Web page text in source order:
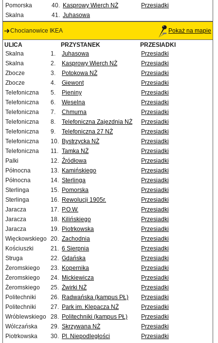
Pomorska
40. Kasprowy Wierch NŻ
Przesiadki
Skalna
41. Juhasowa
Chocianowice IKEA Pokaż na mapie
ULICA PRZYSTANEK
PRZESIADKI
Skalna
1. Juhasowa
Przesiadki
Skalna
2. Kasprowy Wierch NŻ
Przesiadki
Zbocze
3. Potokowa NŻ
Przesiadki
Zbocze
4. Giewont
Przesiadki
Telefoniczna
5. Pieniny
Przesiadki
Telefoniczna
6. Weselna
Przesiadki
Telefoniczna
7. Chmurna
Przesiadki
Telefoniczna
8. Telefoniczna Zajezdnia NŻ
Przesiadki
Telefoniczna
9. Telefoniczna 27 NŻ
Przesiadki
Telefoniczna
10. Bystrzycka NŻ
Przesiadki
Telefoniczna
11. Tamka NŻ
Przesiadki
Palki
12. Źródłowa
Przesiadki
Północna
13. Kamińskiego
Przesiadki
Północna
14. Sterlinga
Przesiadki
Sterlinga
15. Pomorska
Przesiadki
Sterlinga
16. Rewolucji 1905r.
Przesiadki
Jaracza
17. P.O.W.
Przesiadki
Jaracza
18. Kilińskiego
Przesiadki
Jaracza
19. Piotrkowska
Przesiadki
Więckowskiego 20. Zachodnia
Przesiadki
Kościuszki
21. 6 Sierpnia
Przesiadki
Struga
22. Gdańska
Przesiadki
Żeromskiego
23. Kopernika
Przesiadki
Żeromskiego
24. Mickiewicza
Przesiadki
Żeromskiego
25. Żwirki NŻ
Przesiadki
Politechniki
26. Radwańska (kampus PŁ)
Przesiadki
Politechniki
27. Park im. Klepacza NŻ
Przesiadki
Wróblewskiego
28. Politechniki (kampus PŁ)
Przesiadki
Wólczańska
29. Skrzywana NŻ
Przesiadki
Piotrkowska
30. Pl. Niepodległości
Przesiadki